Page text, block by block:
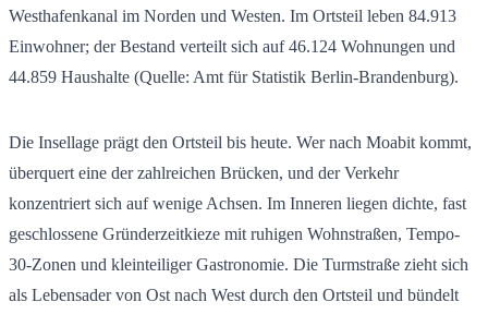
Westhafenkanal im Norden und Westen. Im Ortsteil leben 84.913
Einwohner; der Bestand verteilt sich auf46.124 Wohnungen und
44.859 Haushalte (Quelle: Amt für Statistik Berlin-Brandenburg).
Die Insellage prägt den Ortsteil bis heute. Wer nach Moabit kommt,
überquert eine der zahlreichen Brücken, und der Verkehr
konzentriert sich auf wenige Achsen. Im Inneren liegen dichte, fast
geschlossene Gründerzeitkieze mit ruhigen Wohnstraßen, Tempo-
30-Zonen und kleinteiliger Gastronomie. Die Turmstraße zieht sich
als Lebensader von Ost nach West durch den Ortsteil und bündelt